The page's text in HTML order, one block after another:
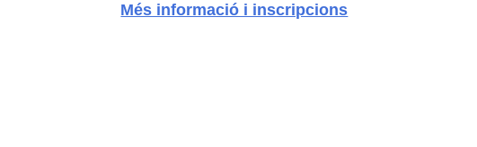
Més informació i inscripcions